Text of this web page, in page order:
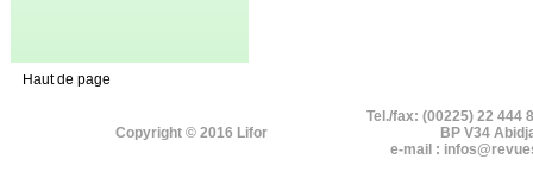
Haut de page
Copyright © 2016 Lifor
Tel./fax: (00225) 22 444
BP V34
e-mail :